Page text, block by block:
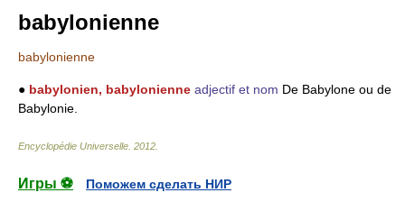
babylonienne
babylonienne
● babylonien, babylonienne adjectif et nom De Babylone ou de
Babylonie.
Encyclopédie Universelle 2012
Игры ⚽
Поможем сделать НИР